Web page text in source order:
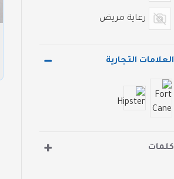
رعاية مريض
العلامات التجارية
كلمات